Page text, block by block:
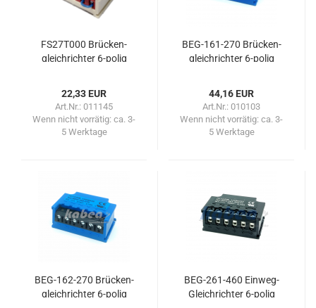
FS27T000 Brü­cken­
gleich­rich­ter 6-​polig
22,33 EUR
Art.Nr.: 011145
Wenn nicht vorrätig: ca. 3-
5 Werktage
BEG-​161-​270 Brü­cken­
gleich­rich­ter 6-​polig
44,16 EUR
Art.Nr.: 010103
Wenn nicht vorrätig: ca. 3-
5 Werktage
BEG-​162-​270 Brü­cken­
gleich­rich­ter 6-​polig
BEG-​261-​460 Einweg-​​
Gleich­rich­ter 6-​polig